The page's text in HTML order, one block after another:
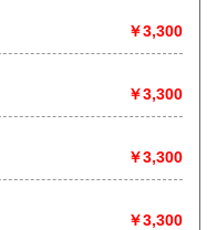
￥3,300
￥3,300
￥3,300
￥3,300